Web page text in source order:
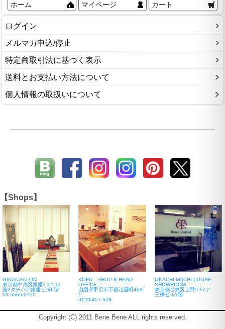
ホーム マイページ カート
ログイン
メルマガ申込/停止
特定商取引法に基づく表示
送料とお支払い方法について
個人情報の取扱いについて
【Shops】
GINZA SALON
東京都中央区銀座3-12-11
第2タチバナ銀座ビル6階
03-5565-0750
KOFU SHOP & HEAD
OFFICE
山梨県甲府市下鍛冶屋町469-
1
0120-457-678
OKACHI-MACHI LOOSE
SHOWROOM
東京都台東区上野5-17-2
三橋ビル1階
Copyright (C) 2011 Bene Bene ALL rights reserved.